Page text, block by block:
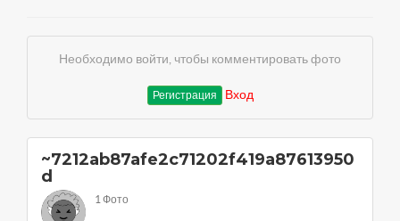
Необходимо войти, чтобы комментировать фото
Регистрация Вход
~7212ab87afe2c71202f419a87613950
d
1 Фото